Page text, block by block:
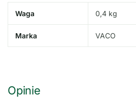
Waga 0,4 kg
Marka VACO
Opinie